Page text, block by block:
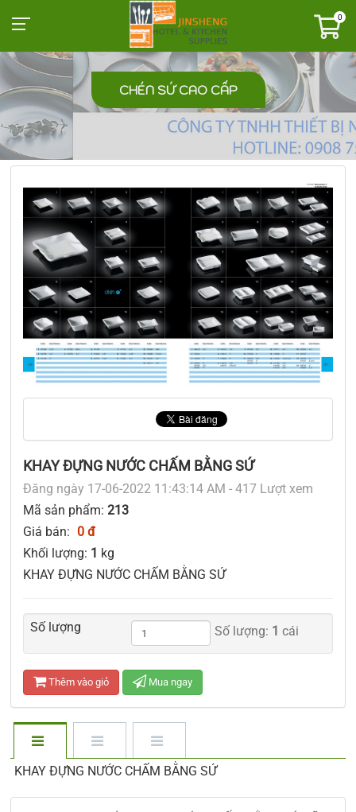
0
CHÉN SỨ CAO CẤP
KHAY ĐỰNG NƯỚC CHẤM BẰNG SỨ
Đăng ngày 17-06-2022 11:43:14 AM - 417 Lượt xem
Mã sản phẩm: 213
Giá bán: 0 đ
Khối lượng: 1 kg
KHAY ĐỰNG NƯỚC CHẤM BẰNG SỨ
Số lượng Số lượng: 1 cái
Thêm vào giỏ Mua ngay
KHAY ĐỰNG NƯỚC CHẤM BẰNG SỨ